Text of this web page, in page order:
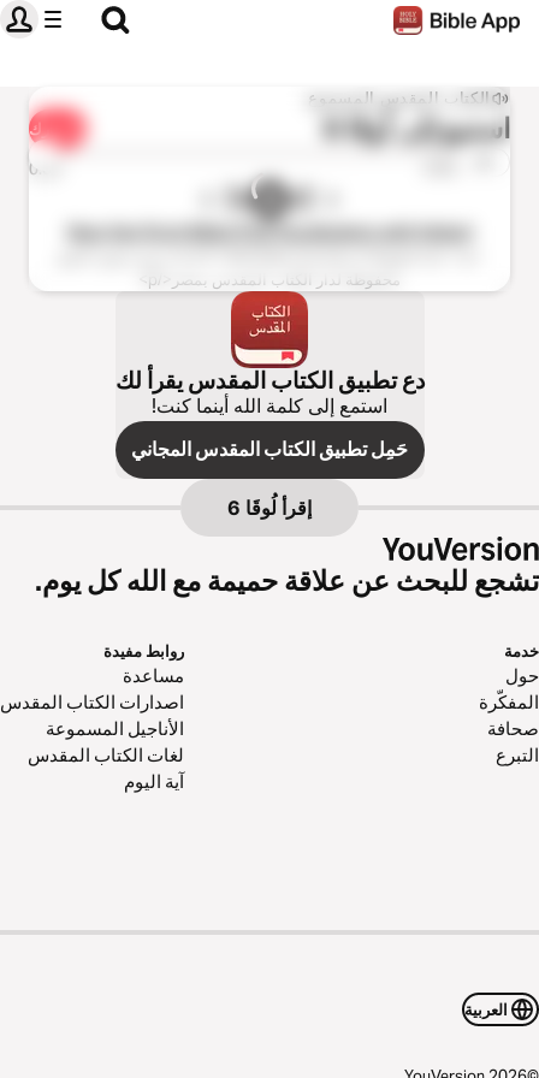
الكتاب المقدس المسموع
استمع إلى لُوقَا 6 شارك
0:00
New Van Dyck Bible (Full Vocalization with Helps)
محفوظة لدار الكتاب المقدس بمصر</p>
دع تطبيق الكتاب المقدس يقرأ لك
استمع إلى كلمة الله أينما كنت!
حَمِل تطبيق الكتاب المقدس المجاني
إقرأ لُوقَا 6
تشجع للبحث عن علاقة حميمة مع الله كل يوم.
خدمة
حول‌
المفكّرة
صحافة
التبرع
روابط مفيدة
مساعدة
اصدارات الكتاب المقدس
الأناجيل المسموعة
لغات الكتاب المقدس
آية اليوم
العربية